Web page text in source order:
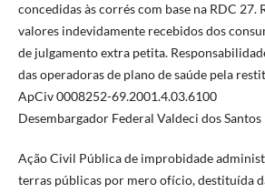
concedidas às corrés com base na RDC 27.
valores indevidamente recebidos dos
de julgamento extra petita.
das operadoras de plano de saúde pela
ApCiv 0008252-69.2001.4.03.6100
Desembargador Federal Valdeci dos Santos
Ação Civil Pública de improbidade
terras públicas por mero ofício, destituída